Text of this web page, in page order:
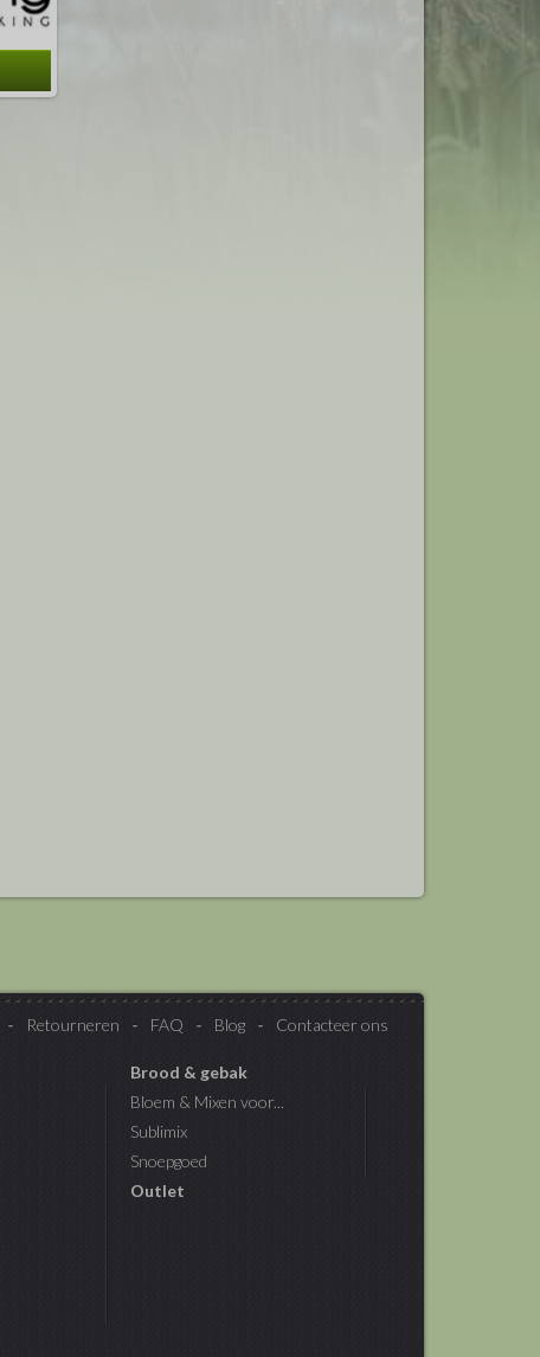
Retourneren FAQ Blog Contacteer ons
Brood & gebak
Bloem & Mixen voor...
Sublimix
Snoepgoed
Outlet